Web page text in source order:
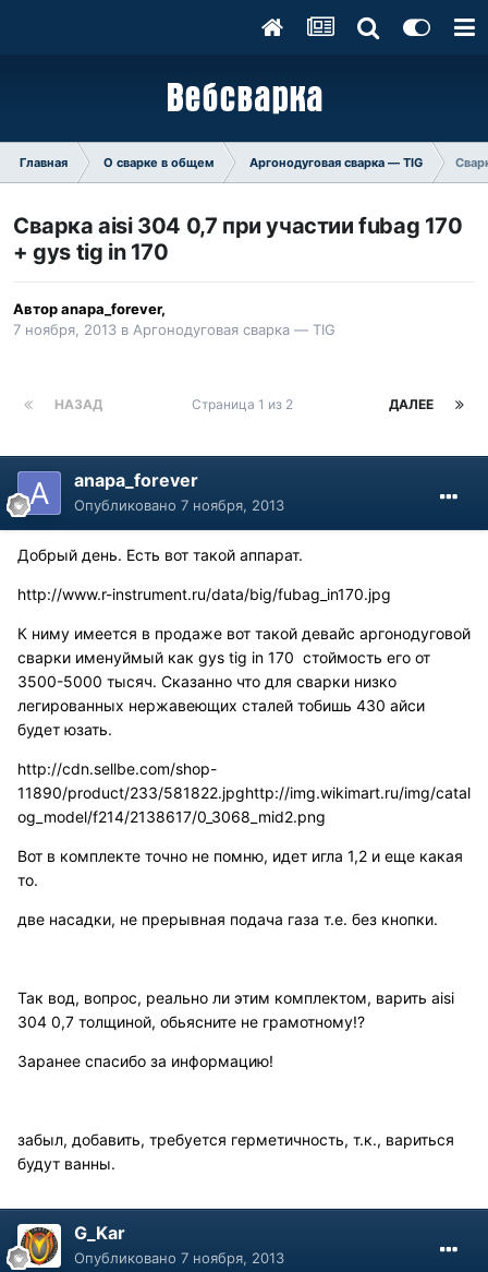
Главная О сварке в общем Аргонодуговая сварка — TIG
Сварка aisi 304 0,7 при участии fubag 170
+ gys tig in 170
Авторanapa_forever,
7 ноября, 2013 в Аргонодуговая сварка — TIG
НАЗАД ДАЛЕЕ
Страница 1 из 2
anapa_forever
Опубликовано 7 ноября, 2013
Добрый день. Есть вот такой аппарат.
http://www.r-instrument.ru/data/big/fubag_in170.jpg
К ниму имеется в продаже вот такой девайс аргонодуговой
сварки именуймый как gys tig in 170 стоймость его от
3500-5000 тысяч. Сказанно что для сварки низко
легированных нержавеющих сталей тобишь 430 айси
будет юзать.
http://cdn.sellbe.com/shop-
11890/product/233/581822.jpghttp://img.wikimart.ru/img/catal
og_model/f214/2138617/0_3068_mid2.png
Вот в комплекте точно не помню, идет игла 1,2 и еще какая
то.
две насадки, не прерывная подача газа т.е. без кнопки.
Так вод, вопрос, реально ли этим комплектом, варить aisi
304 0,7 толщиной, обьясните не грамотному!?
Заранее спасибо за информацию!
забыл, добавить, требуется герметичность, т.к., вариться
будут ванны.
G_Kar
Опубликовано 7 ноября, 2013